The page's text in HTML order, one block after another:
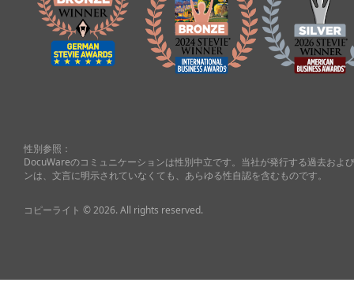
性別参照：
DocuWareのコミュニケーションは性別中立です。当社が発行する過去およ
ンは、文言に明示されていなくても、あらゆる性自認を含むものです。
コピーライト © 2026. All rights reserved.